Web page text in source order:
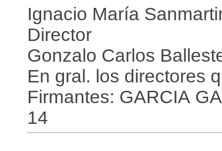
Ignacio María
Director
Gonzalo Carlos
En gral. los directores
Firmantes: GARCIA
14